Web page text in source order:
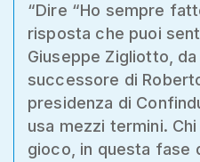
“Dire “Ho sempre
risposta che puoi
Giuseppe Zigliotto,
successore di
presidenza di
usa mezzi termini.
gioco, in questa fase